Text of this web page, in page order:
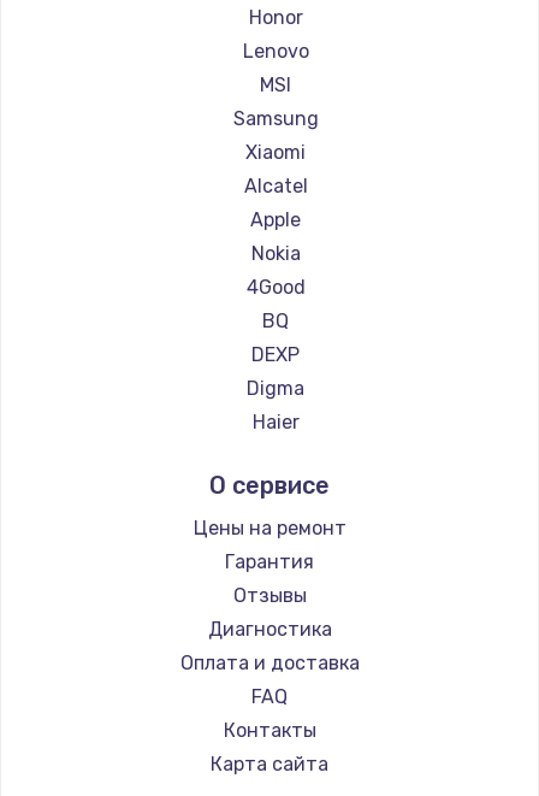
Ремонт планшетов Aquarius
Ремонт планшетов Philips
Ремонт планшетов Dell
Ремонт планшетов HP
Ремонт планшетов Getac
Ремонт планшетов ZTE
Ремонт планшетов Google
Ремонт планшетов Navitel
Ремонт планшетов CHUWI
Honor
Lenovo
MSI
Samsung
Xiaomi
Alcatel
Apple
Nokia
4Good
BQ
DEXP
Digma
Haier
Prestigio
Microsoft
BlackView
Amazon
Aquarius
Philips
Dell
HP
Getac
О сервисе
Цены на ремонт
Гарантия
Отзывы
Диагностика
Оплата и доставка
FAQ
Контакты
Карта сайта